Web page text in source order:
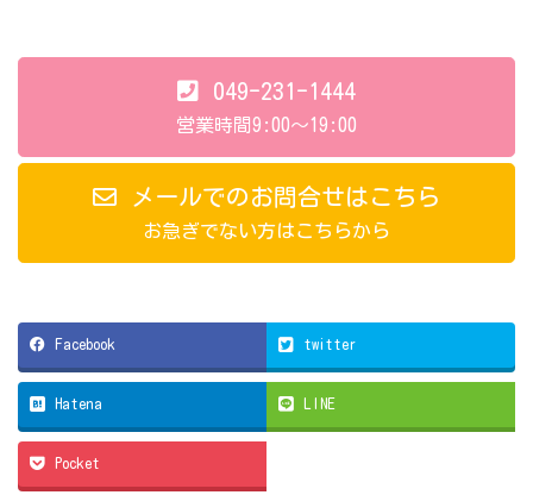
049-231-1444
営業時間9:00～19:00
メールでのお問合せはこちら
お急ぎでない方はこちらから
Facebook twitter
Hatena LINE
Pocket